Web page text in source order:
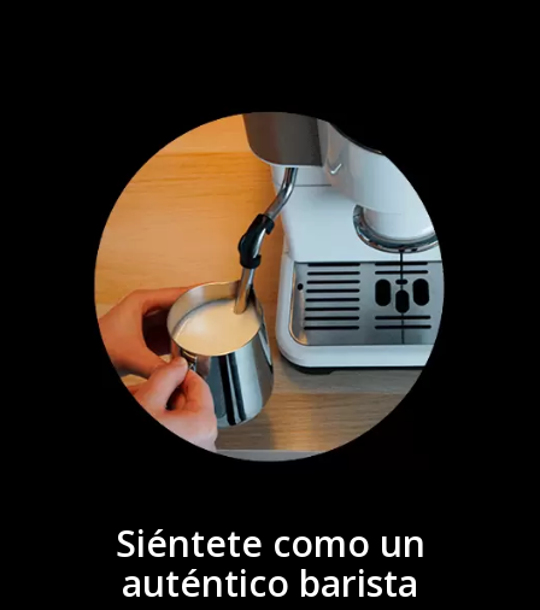
Siéntete como un
auténtico barista